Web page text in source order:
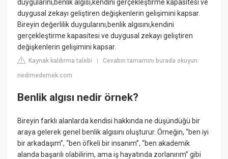
duygularını,benlik algısı,kendini gerçekleştirme kapasitesi ve
duygusal zekayı geliştiren değişkenlerin gelişimini kapsar.
Bireyin değerlilik duygularını,benlik algısını,kendini
gerçekleştirme kapasitesi ve duygusal zekayı geliştiren
değişkenlerin gelişimini kapsar.
Kaynak kaldırma talebi |Cevabın tamamını burada okuyun:
nedirnedemek.com
Benlik algısı nedir örnek?
Bireyin farklı alanlarda kendisi hakkında ne düşündüğü bir
araya gelerek genel benlik algısını oluşturur. Örneğin, “ben iyi
bir arkadaşım”, “ben öfkeli bir insanım”, “ben akademik
alanda başarılı olabilirim, ama iş hayatında zorlanırım” gibi